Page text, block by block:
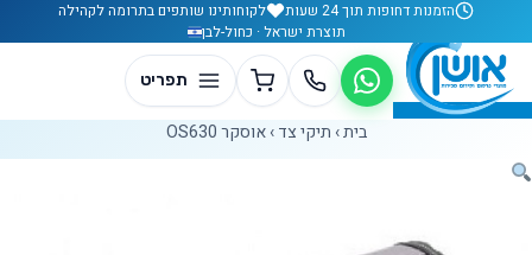
דלג לתוכןהזמנות דחופות תוך 24 שעות
לקוחותינו שותפים בתרומה לקהילה
תוצרת ישראל · כחול-לבן
בית› תיקי צד ›אוסקר OS630